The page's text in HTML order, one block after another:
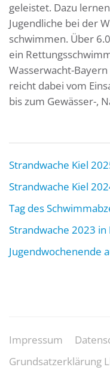
geleistet. Dazu
Jugendliche bei der
schwimmen. Über
ein
Wasserwacht-
reicht dabei vom
bis zum Gewässer-,
Strandwache Kiel
Strandwache Kiel
Tag des
Strandwache 2023 in
Jugendwochenende
Impressum
Grundsatzerklärung